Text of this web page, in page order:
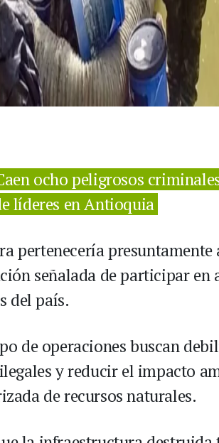
ocho peligrosos
líderes en Antioquia
pertenecería presuntamente
señalada de participar en
del país.
de operaciones buscan
y reducir el impacto
de recursos naturales.